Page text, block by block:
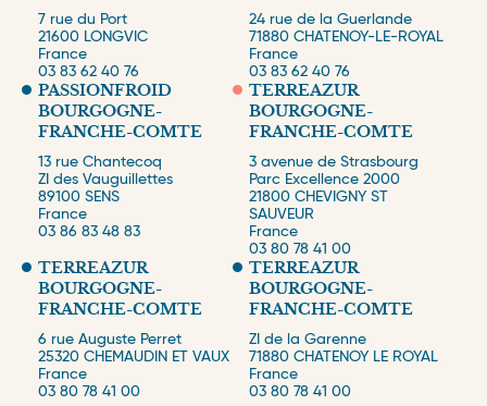
Tous les sites
Directions régionales
Plateformes logistiques et agences commerciales
7 rue du Port
21600 LONGVIC
France
03 83 62 40 76
24 rue de la Guerlande
71880 CHATENOY-LE-ROYAL
France
03 83 62 40 76
PASSIONFROID
BOURGOGNE-
FRANCHE-COMTE
13 rue Chantecoq
ZI des Vauguillettes
89100 SENS
France
03 86 83 48 83
TERREAZUR
BOURGOGNE-
FRANCHE-COMTE
3 avenue de Strasbourg
Parc Excellence 2000
21800 CHEVIGNY ST
SAUVEUR
France
03 80 78 41 00
TERREAZUR
BOURGOGNE-
FRANCHE-COMTE
6 rue Auguste Perret
25320 CHEMAUDIN ET VAUX
France
03 80 78 41 00
TERREAZUR
BOURGOGNE-
FRANCHE-COMTE
ZI de la Garenne
71880 CHATENOY LE ROYAL
France
03 80 78 41 00